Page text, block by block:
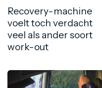
Recovery-machine
voelt toch verdacht
veel als ander soort
work-out